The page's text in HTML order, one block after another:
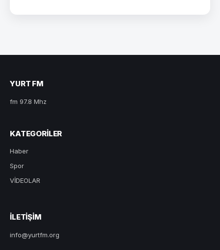
YURT FM
fm 97.8 Mhz
KATEGORILER
Haber
Spor
VİDEOLAR
ILETIŞIM
info@yurtfm.org